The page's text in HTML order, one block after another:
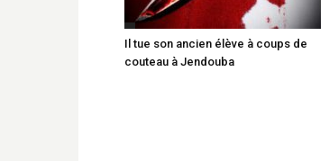
Il tue son ancien élève à coups de
couteau à Jendouba